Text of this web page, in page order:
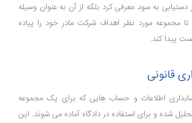
دستیابی به سود معرفی کرد بلکه از آن به عنوان وسیله
تا مجموعه مورد نظر اهداف شرکت مادر خود را پیاده
پیدا کند.
اطلاعات و حساب هایی که برای یک مجموعه
شده و برای استفاده در دادگاه آماده می شوند. این